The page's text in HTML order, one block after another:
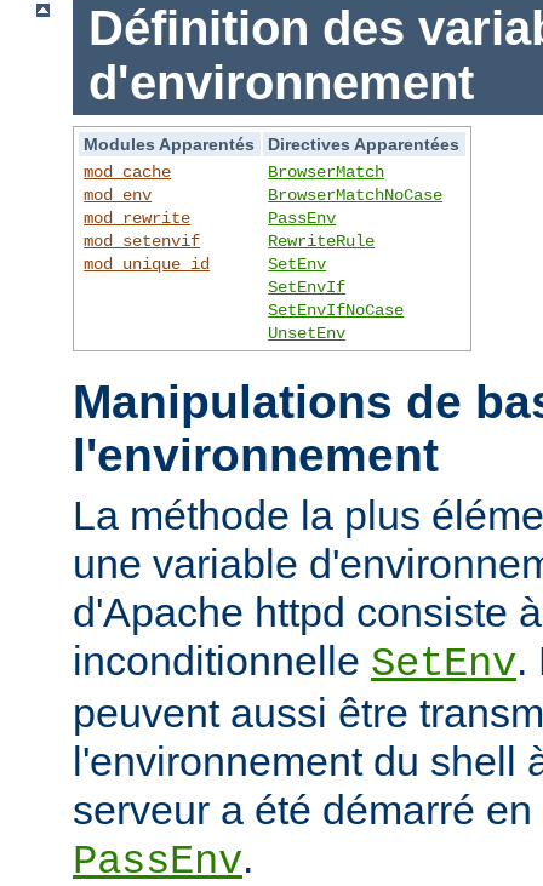
Définition des
d'environnement
Modules Apparentés
Directives Apparentées
mod_cache
mod_env
mod_rewrite
mod_setenvif
mod_unique_id
BrowserMatch
BrowserMatchNoCase
PassEnv
RewriteRule
SetEnv
SetEnvIf
SetEnvIfNoCase
UnsetEnv
Manipulations de
l'environnement
La méthode la plus
une variable
d'Apache httpd consiste
inconditionnelle SetEnv.
peuvent aussi être
l'environnement du shell
serveur a été démarré
PassEnv.